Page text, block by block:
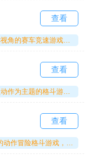
《无极限飙车2》是一款采用第一人称视角的赛车竞速游戏，凭借高清写实的画面呈现，为玩家营造出极具沉浸感的竞速氛围。游戏内提供丰富多样的跑车选择，每款赛车都具备独特的驾驶手感，玩家需通过精准操作完成一系列竞速任务，打造专属的个性化赛车。此外，游戏支持多人竞速模式，玩家可与其他对手同场竞技，尽情体验紧张刺激的速度对决。
查看
《火柴人绳索英雄2》是一款以火柴人动作为主题的格斗游戏。在游戏中，玩家可以操控众多强大的角色，体验丰富多样的趣味玩法。你可以像蜘蛛侠一样，在城市里自由穿梭、飞跃。游戏提供了各种强力武器，玩家需要与敌人展开精彩的战斗操作，每次挑战都会开启一段全新的冒险，让你感受炫酷的游戏内容。
查看
《疾风之刃》国际服是一款风靡全网的动作冒险格斗游戏，由Com2uS Holdings Corporation制作发行。游戏玩法简单易上手，提供了丰富的职业角色供玩家选择，玩家可以在宏大的游戏世界中挑战各类主副本任务。每个角色都拥有独特的技能属性，玩家需要灵活操控角色应对不同关卡的挑战，体验热血激情的战斗。喜欢这类游戏的玩家一定不要错过！
查看